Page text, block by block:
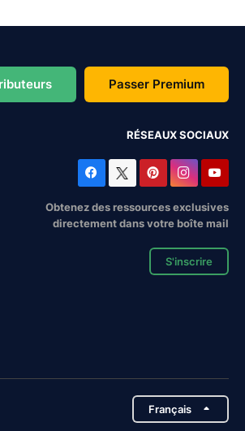
Passer Premium
RÉSEAUX SOCIAUX
Obtenez des ressources exclusives
directement dans votre boîte mail
S'inscrire
Français